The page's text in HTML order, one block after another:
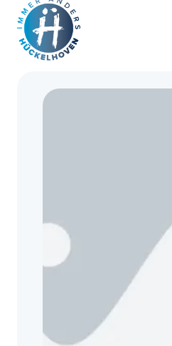
Zum Hauptinhalt springen